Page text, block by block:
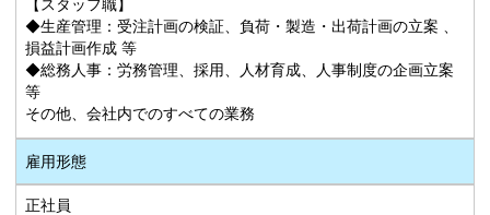
【スタッフ職】
◆生産管理：受注計画の検証、負荷・製造・出荷計画の立案 、
損益計画作成 等
◆総務人事：労務管理、採用、人材育成、人事制度の企画立案
等
その他、会社内でのすべての業務
雇用形態
正社員